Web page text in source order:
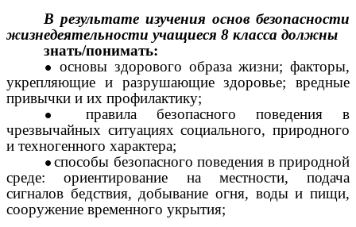
В результате изучения основ безопасности
жизнедеятельности учащиеся 8 класса должны
знать/понимать:
основы здорового образа жизни; факторы,
укрепляющие и разрушающие здоровье; вредные
привычки и их профилактику;
правила безопасного поведения в
чрезвычайных ситуациях социального, природного
и техногенного характера;
способы безопасного поведения в природной
среде: ориентирование на местности, подача
сигналов бедствия, добывание огня, воды и пищи,
сооружение временного укрытия;